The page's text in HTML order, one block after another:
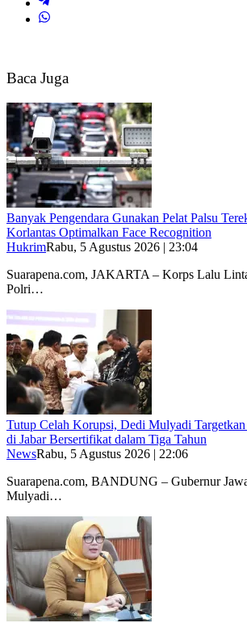
Baca Juga
Banyak Pengendara Gunakan Pelat Palsu
Korlantas Optimalkan Face Recognition
HukrimRabu, 5 Agustus 2026 | 23:04
Suarapena.com, JAKARTA – Korps Lalu
Polri…
Tutup Celah Korupsi, Dedi Mulyadi Targetkan
di Jabar Bersertifikat dalam Tiga Tahun
NewsRabu, 5 Agustus 2026 | 22:06
Suarapena.com, BANDUNG – Gubernur
Mulyadi…